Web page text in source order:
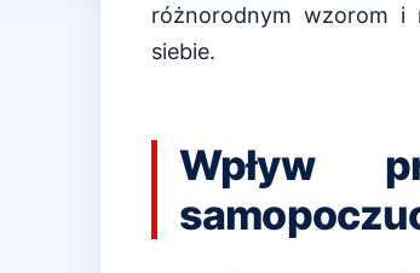
różnorodnym wzorom i
siebie.
Wpływ